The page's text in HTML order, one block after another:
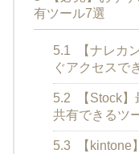
有ツール7選
5.1
【ナレカ
ぐアクセスで
5.2
【Stock
共有できるツ
5.3
【kintone